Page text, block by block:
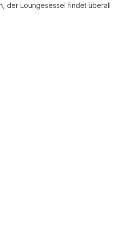
der Loungesessel findet überall